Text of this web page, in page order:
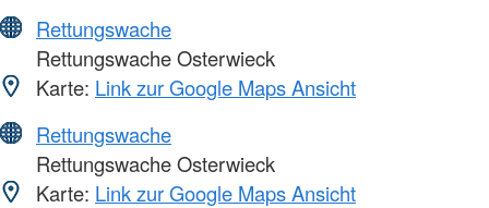
Rettungswache
Rettungswache Osterwieck
Karte: Link zur Google Maps Ansicht
Rettungswache
Rettungswache Osterwieck
Karte: Link zur Google Maps Ansicht